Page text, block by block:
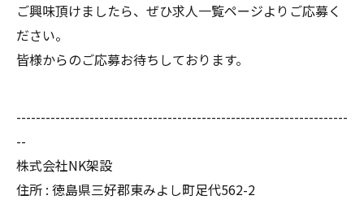
ご興味頂けましたら、ぜひ求人一覧ページよりご応募く
ださい。
皆様からのご応募お待ちしております。
--------------------------------------------------------------------
--
株式会社NK架設
住所 : 徳島県三好郡東みよし町足代562-2